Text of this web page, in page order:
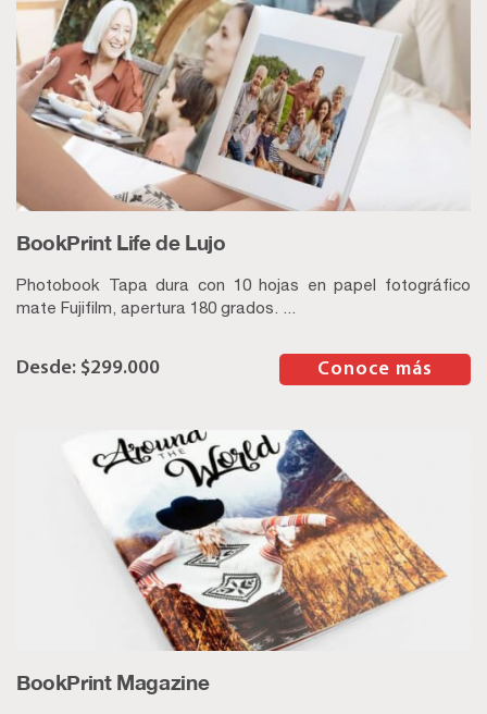
BookPrint Life de Lujo
Photobook Tapa dura con 10 hojas en papel fotográfico
mate Fujifilm, apertura 180 grados. ...
$299.000 Conoce más
BookPrint Magazine